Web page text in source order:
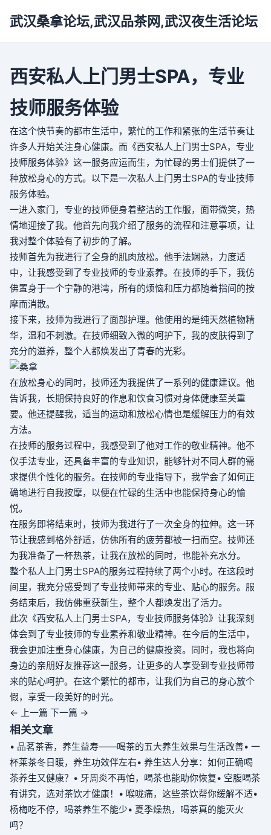
武汉桑拿论坛,武汉品茶网,武汉夜生活论坛
西安私人上门男士SPA，专业
技师服务体验
在这个快节奏的都市生活中，繁忙的工作和紧张的生活节奏让
许多人开始关注身心健康。而《西安私人上门男士SPA，专业
技师服务体验》这一服务应运而生，为忙碌的男士们提供了一
种放松身心的方式。以下是一次私人上门男士SPA的专业技师
服务体验。
一进入家门，专业的技师便身着整洁的工作服，面带微笑，热
情地迎接了我。他首先向我介绍了服务的流程和注意事项，让
我对整个体验有了初步的了解。
技师首先为我进行了全身的肌肉放松。他手法娴熟，力度适
中，让我感受到了专业技师的专业素养。在技师的手下，我仿
佛置身于一个宁静的港湾，所有的烦恼和压力都随着指间的按
摩而消散。
接下来，技师为我进行了面部护理。他使用的是纯天然植物精
华，温和不刺激。在技师细致入微的呵护下，我的皮肤得到了
充分的滋养，整个人都焕发出了青春的光彩。
在放松身心的同时，技师还为我提供了一系列的健康建议。他
告诉我，长期保持良好的作息和饮食习惯对身体健康至关重
要。他还提醒我，适当的运动和放松心情也是缓解压力的有效
方法。
在技师的服务过程中，我感受到了他对工作的敬业精神。他不
仅手法专业，还具备丰富的专业知识，能够针对不同人群的需
求提供个性化的服务。在技师的专业指导下，我学会了如何正
确地进行自我按摩，以便在忙碌的生活中也能保持身心的愉
悦。
在服务即将结束时，技师为我进行了一次全身的拉伸。这一环
节让我感到格外舒适，仿佛所有的疲劳都被一扫而空。技师还
为我准备了一杯热茶，让我在放松的同时，也能补充水分。
整个私人上门男士SPA的服务过程持续了两个小时。在这段时
间里，我充分感受到了专业技师带来的专业、贴心的服务。服
务结束后，我仿佛重获新生，整个人都焕发出了活力。
此次《西安私人上门男士SPA，专业技师服务体验》让我深刻
体会到了专业技师的专业素养和敬业精神。在今后的生活中，
我会更加注重身心健康，为自己的健康投资。同时，我也将向
身边的亲朋好友推荐这一服务，让更多的人享受到专业技师带
来的贴心呵护。在这个繁忙的都市，让我们为自己的身心放个
假，享受一段美好的时光。
← 上一篇 下一篇 →
相关文章
• 品茗茶香，养生益寿——喝茶的五大养生效果与生活改善• 一
杯莱茶冬日暖，养生功效伴左右• 养生达人分享：如何正确喝
茶养生又健康？ • 牙周炎不再怕，喝茶也能助你恢复• 空腹喝茶
有讲究，选对茶饮才健康！
• 喉咙痛，这些茶饮帮你缓解不适•
杨梅吃不停，喝茶养生不能少• 夏季燥热，喝茶真的能灭火
吗？